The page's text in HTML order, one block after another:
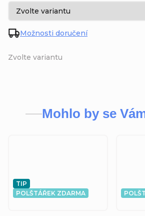
Zvolte variantu
Možnosti doručení
Mohlo by se
TIP
POLŠTÁŘEK ZDARMA